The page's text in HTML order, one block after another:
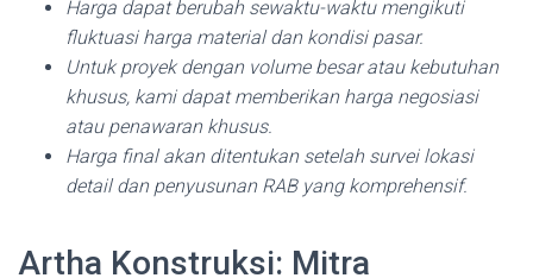
Harga dapat berubah sewaktu-waktu mengikuti
fluktuasi harga material dan kondisi pasar.
Untuk proyek dengan volume besar atau kebutuhan
khusus, kami dapat memberikan harga negosiasi
atau penawaran khusus.
Harga final akan ditentukan setelah survei lokasi
detail dan penyusunan RAB yang komprehensif.
Artha Konstruksi: Mitra